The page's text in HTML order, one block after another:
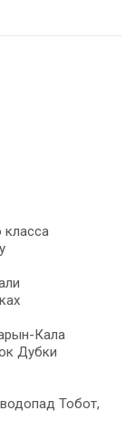
класса
Кала
Дубки
Тобот,